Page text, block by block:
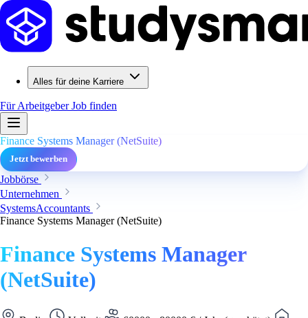
Alles für deine Karriere
Für ArbeitgeberJob finden
Finance Systems Manager (NetSuite)
Jetzt bewerben
Jobbörse
Unternehmen
SystemsAccountants
Finance Systems Manager (NetSuite)
Finance Systems Manager
(NetSuite)